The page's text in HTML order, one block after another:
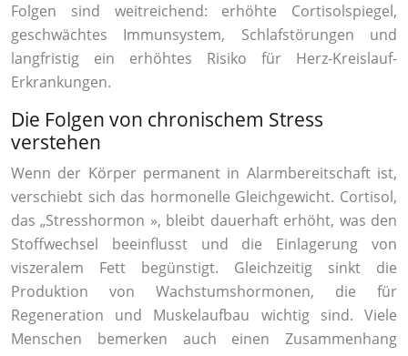
Folgen sind weitreichend: erhöhte Cortisolspiegel,
geschwächtes Immunsystem, Schlafstörungen und
langfristig ein erhöhtes Risiko für Herz-Kreislauf-
Erkrankungen.
Die Folgen von chronischem Stress
verstehen
Wenn der Körper permanent in Alarmbereitschaft ist,
verschiebt sich das hormonelle Gleichgewicht. Cortisol,
das „Stresshormon », bleibt dauerhaft erhöht, was den
Stoffwechsel beeinflusst und die Einlagerung von
viszeralem Fett begünstigt. Gleichzeitig sinkt die
Produktion von Wachstumshormonen, die für
Regeneration und Muskelaufbau wichtig sind. Viele
Menschen bemerken auch einen Zusammenhang